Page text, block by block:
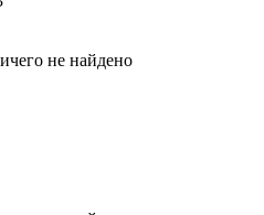
не найдено